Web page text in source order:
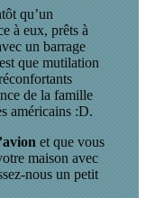
qu’un
à eux, prêts à
un barrage
que mutilation
de la famille
américains :D.
et que vous
maison avec
nous un petit